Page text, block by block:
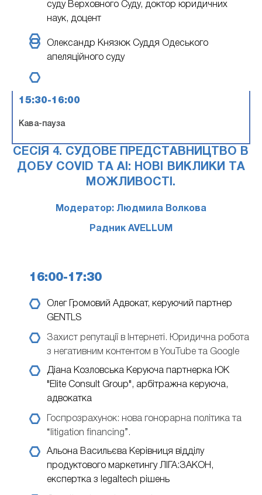
суду Верховного Суду, доктор юридичних
наук, доцент
Олександр Князюк Суддя Одеського
апеляційного суду
15:30-16:00
Кава-пауза
СЕСІЯ 4. СУДОВЕ ПРЕДСТАВНИЦТВО В
ДОБУ COVID ТА АІ: НОВІ ВИКЛИКИ ТА
МОЖЛИВОСТІ.
Модератор: Людмила Волкова
Радник AVELLUM
16:00-17:30
Олег Громовий Адвокат, керуючий партнер
GENTLS
Захист репутації в Інтернеті. Юридична робота
з негативним контентом в YouTube та Google
Діана Козловська Керуюча партнерка ЮК
"Elite Consult Group", арбітражна керуюча,
адвокатка
Госпрозрахунок: нова гонорарна політика та
“litigation financing”.
Альона Васильєва Керівниця відділу
продуктового маркетингу ЛІГА:ЗАКОН,
експертка з legaltech рішень